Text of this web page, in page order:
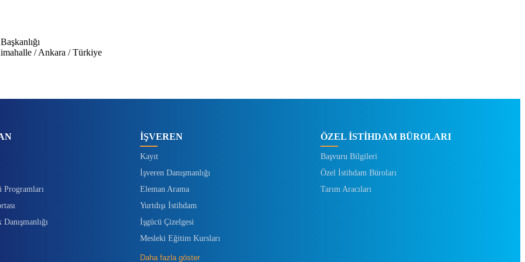
/ Ankara / Türkiye
İŞVEREN
Kayıt
İşveren Danışmanlığı
Eleman Arama
Yurtdışı İstihdam
İşgücü Çizelgesi
Mesleki Eğitim Kursları
Daha fazla göster
ÖZEL İSTİHDAM BÜROLARI
Başvuru Bilgileri
Özel İstihdam Büroları
Tarım Aracıları